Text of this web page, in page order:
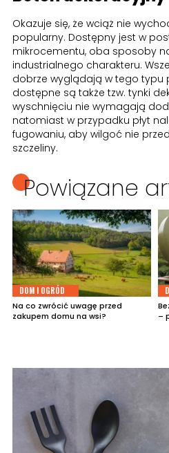
Okazuje się, że wciąż nie
popularny. Dostępny jest w
mikrocementu, oba sposoby
industrialnego charakteru.
dobrze wyglądają w tego typu
dostępne są także tzw. tynki
wyschnięciu nie wymagają
natomiast w przypadku płyt
fugowaniu, aby wilgoć nie
szczeliny.
Powiązane
DOM I OGRÓD
Na co zwrócić uwagę przed
zakupem domu na wsi?
–